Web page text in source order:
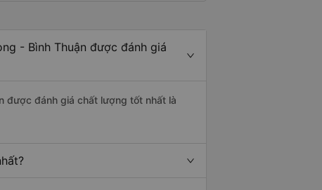
- Bình Thuận được đánh giá
được đánh giá chất lượng tốt nhất là